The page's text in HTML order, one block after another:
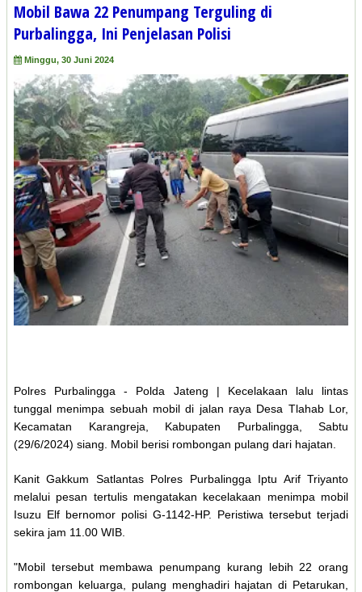
Mobil Bawa 22 Penumpang Terguling di
Purbalingga, Ini Penjelasan Polisi
Minggu, 30 Juni 2024
Polres Purbalingga - Polda Jateng | Kecelakaan lalu lintas
tunggal menimpa sebuah mobil di jalan raya Desa Tlahab Lor,
Kecamatan Karangreja, Kabupaten Purbalingga, Sabtu
(29/6/2024) siang. Mobil berisi rombongan pulang dari hajatan.
Kanit Gakkum Satlantas Polres Purbalingga Iptu Arif Triyanto
melalui pesan tertulis mengatakan kecelakaan menimpa mobil
Isuzu Elf bernomor polisi G-1142-HP. Peristiwa tersebut terjadi
sekira jam 11.00 WIB.
"Mobil tersebut membawa penumpang kurang lebih 22 orang
rombongan keluarga, pulang menghadiri hajatan di Petarukan,